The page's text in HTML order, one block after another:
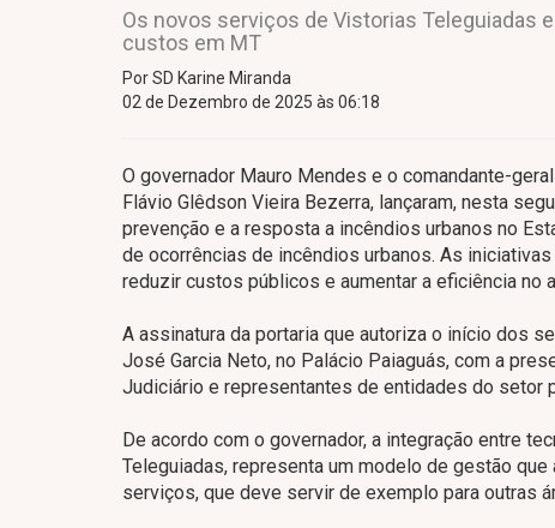
Os novos serviços de Vistorias Teleguiadas
custos em MT
Por SD Karine Miranda
02 de Dezembro de 2025 às 06:18
O governador Mauro Mendes e o comandante-
Flávio Glêdson Vieira Bezerra, lançaram, nesta
prevenção e a resposta a incêndios urbanos no
de ocorrências de incêndios urbanos. As
reduzir custos públicos e aumentar a eficiência no
A assinatura da portaria que autoriza o início dos
José Garcia Neto, no Palácio Paiaguás, com a
Judiciário e representantes de entidades do setor
De acordo com o governador, a integração entre
Teleguiadas, representa um modelo de gestão
serviços, que deve servir de exemplo para outras